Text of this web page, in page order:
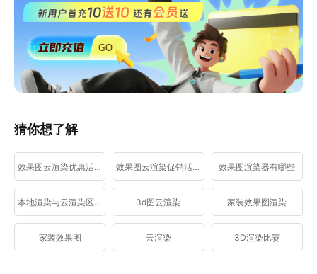
猜你想了解
效果图云渲染优惠活动 效果图云渲染促销活动 效果图渲染器有哪些
本地渲染与云渲染区别 3d图云渲染 家装效果图渲染
家装效果图 云渲染 3D渲染比赛